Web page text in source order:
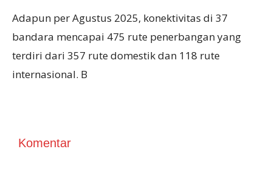
Adapun per Agustus 2025, konektivitas di 37
bandara mencapai 475 rute penerbangan yang
terdiri dari 357 rute domestik dan 118 rute
internasional. B
Komentar